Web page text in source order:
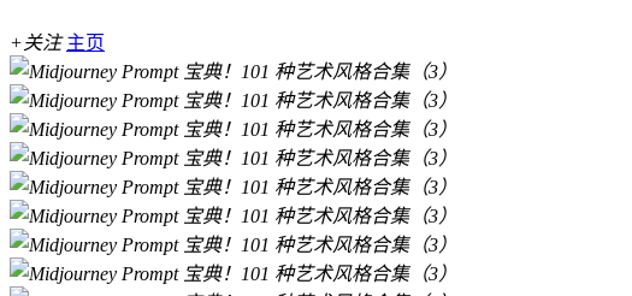
+关注 主页